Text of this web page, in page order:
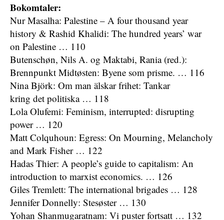
Bokomtaler:
Nur Masalha: Palestine – A four thousand year
history & Rashid Khalidi: The hundred years’ war
on Palestine … 110
Butenschøn, Nils A. og Maktabi, Rania (red.):
Brennpunkt Midtøsten: Byene som prisme. … 116
Nina Björk: Om man älskar frihet: Tankar
kring det politiska … 118
Lola Olufemi: Feminism, interrupted: disrupting
power … 120
Matt Colquhoun: Egress: On Mourning, Melancholy
and Mark Fisher … 122
Hadas Thier: A people’s guide to capitalism: An
introduction to marxist economics. … 126
Giles Tremlett: The international brigades … 128
Jennifer Donnelly: Stesøster … 130
Yohan Shanmugaratnam: Vi puster fortsatt … 132